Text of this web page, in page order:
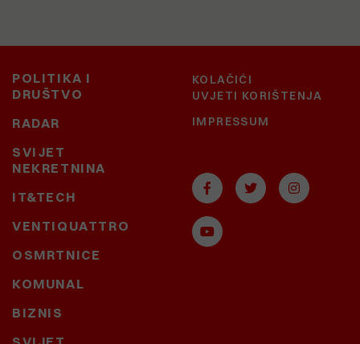
POLITIKA I
DRUŠTVO
RADAR
SVIJET
NEKRETNINA
IT&TECH
VENTIQUATTRO
OSMRTNICE
KOMUNAL
BIZNIS
KOLAČIĆI
UVJETI KORIŠTENJA
IMPRESSUM